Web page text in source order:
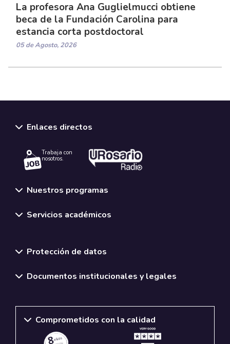
La profesora Ana Guglielmucci obtiene
beca de la Fundación Carolina para
estancia corta postdoctoral
05 de Agosto, 2026
Enlaces directos
Trabaja con
nosotros.
Nuestros programas
Servicios académicos
Protección de datos
Documentos institucionales y legales
Comprometidos con la calidad